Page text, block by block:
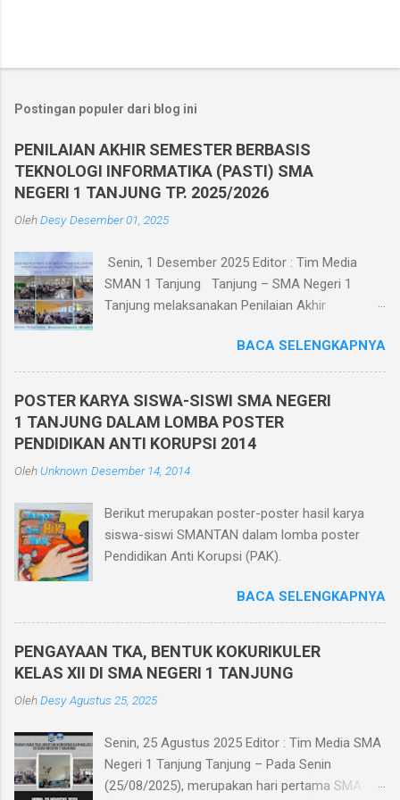
Postingan populer dari blog ini
PENILAIAN AKHIR SEMESTER BERBASIS
TEKNOLOGI INFORMATIKA (PASTI) SMA
NEGERI 1 TANJUNG TP. 2025/2026
OlehDesy Desember 01, 2025
Senin, 1 Desember 2025 Editor : Tim Media
SMAN 1 Tanjung Tanjung – SMA Negeri 1
Tanjung melaksanakan Penilaian Akhir
teknologi informatika pada tanggal 1 - 6
Desember 2025. Penilaian Akhir Semester
Berbasis Teknologi Informatika ini diikuti oleh
seluruh siswa kelas X, XI, dan XII di kelasnya
masing-masing yang berjumlah 30 ruang.
Teknologi Informatika ini dilaksanakan dalam
peserta ujian menggunakan HP. Dan bagi siswa
yang tidak memiliki HP sekolah memfasilitasi
dengan menggunakan komputer di ruang
Penilaian Akhir Semester berbasis teknologi
informatika memiliki beberapa keunggulan
diantaranya efisiensi biaya karena menghemat
kertas, tidak perlu mencetak/menggandakan
dikarenakan soal diacak saat ujian, me...
BACA SELENGKAPNYA
POSTER KARYA SISWA-SISWI SMA NEGERI
1 TANJUNG DALAM LOMBA POSTER
PENDIDIKAN ANTI KORUPSI 2014
OlehUnknown Desember 14, 2014
Berikut merupakan poster-poster hasil karya
siswa-siswi SMANTAN dalam lomba poster
Pendidikan Anti Korupsi (PAK).
BACA SELENGKAPNYA
PENGAYAAN TKA, BENTUK KOKURIKULER
KELAS XII DI SMA NEGERI 1 TANJUNG
OlehDesy Agustus 25, 2025
Senin, 25 Agustus 2025 Editor : Tim Media SMA
Negeri 1 Tanjung Tanjung – Pada Senin
(25/08/2025), merupakan hari pertama SMA